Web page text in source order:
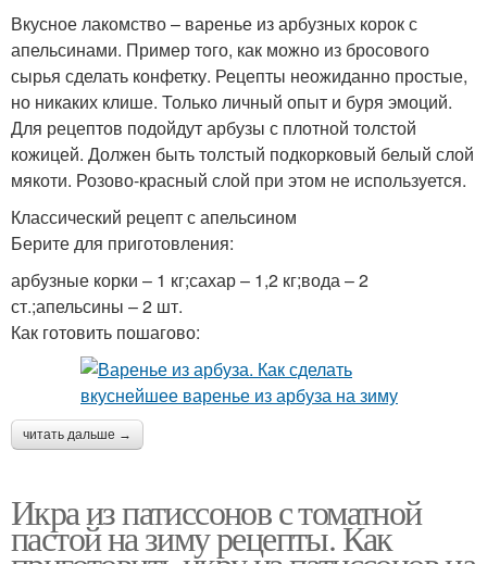
Вкусное лакомство – варенье из арбузных корок с
апельсинами. Пример того, как можно из бросового
сырья сделать конфетку. Рецепты неожиданно простые,
но никаких клише. Только личный опыт и буря эмоций.
Для рецептов подойдут арбузы с плотной толстой
кожицей. Должен быть толстый подкорковый белый слой
мякоти. Розово-красный слой при этом не используется.
Классический рецепт с апельсином
Берите для приготовления:
арбузные корки – 1 кг;сахар – 1,2 кг;вода – 2
ст.;апельсины – 2 шт.
Как готовить пошагово:
читать дальше →
Икра из патиссонов с томатной
пастой на зиму рецепты. Как